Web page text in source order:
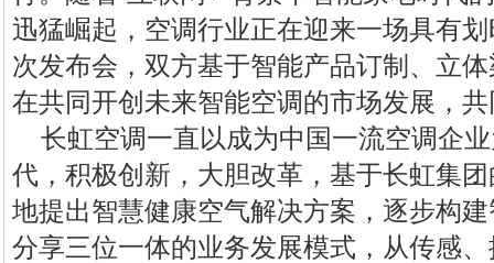
迅猛崛起，空调行业正在迎来一场具有
次发布会，双方基于智能产品订制、立
在共同开创未来智能空调的市场发展，
长虹空调一直以成为中国一流空调企
代，积极创新，大胆改革，基于长虹集
地提出智慧健康空气解决方案，逐步构
分享三位一体的业务发展模式，从传感